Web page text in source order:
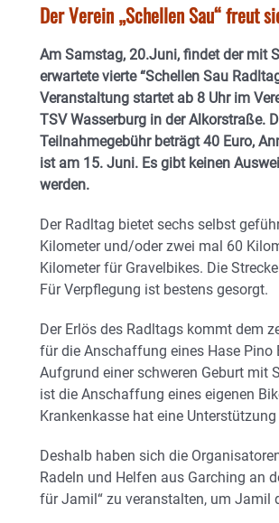
Der Verein „Schellen Sau“ freut
Am Samstag, 20.Juni, findet der mit
erwartete vierte “Schellen Sau
Veranstaltung startet ab 8 Uhr im
TSV Wasserburg in der Alkorstraße.
Teilnahmegebühr beträgt 40 Euro,
ist am 15. Juni. Es gibt keinen
werden.
Der Radltag bietet sechs selbst
Kilometer und/oder zwei mal 60
Kilometer für Gravelbikes. Die
Für Verpflegung ist bestens gesorgt.
Der Erlös des Radltags kommt dem
für die Anschaffung eines Hase Pino
Aufgrund einer schweren Geburt mit
ist die Anschaffung eines eigenen
Krankenkasse hat eine
Deshalb haben sich die
Radeln und Helfen aus Garching an
für Jamil“ zu veranstalten, um Jamil